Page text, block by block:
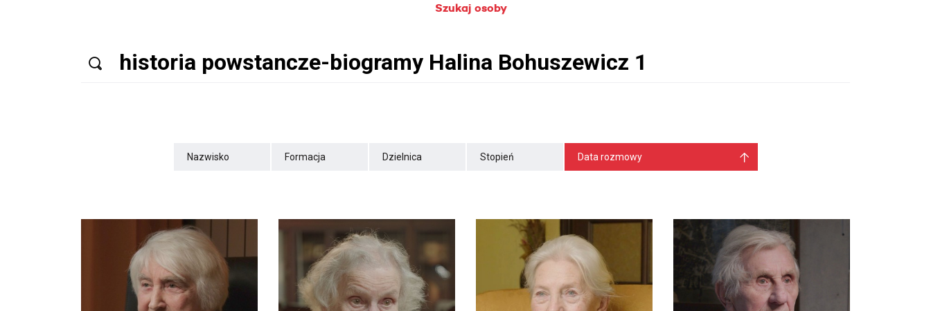
Szukaj osoby
Nazwisko Formacja Dzielnica Stopień Data rozmowy